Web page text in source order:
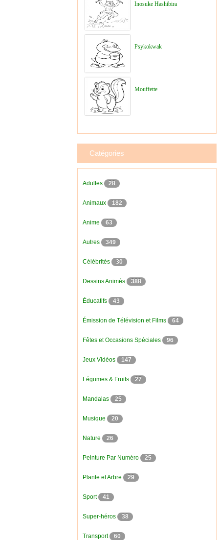
Inosuke Hashibira
Psykokwak
Mouffette
Catégories
Adultes 28
Animaux 182
Anime 63
Autres 349
Célébrités 30
Dessins Animés 388
Éducatifs 43
Émission de Télévision et Films 64
Fêtes et Occasions Spéciales 96
Jeux Vidéos 147
Légumes & Fruits 27
Mandalas 25
Musique 20
Nature 26
Peinture Par Numéro 25
Plante et Arbre 29
Sport 41
Super-héros 38
Transport 60